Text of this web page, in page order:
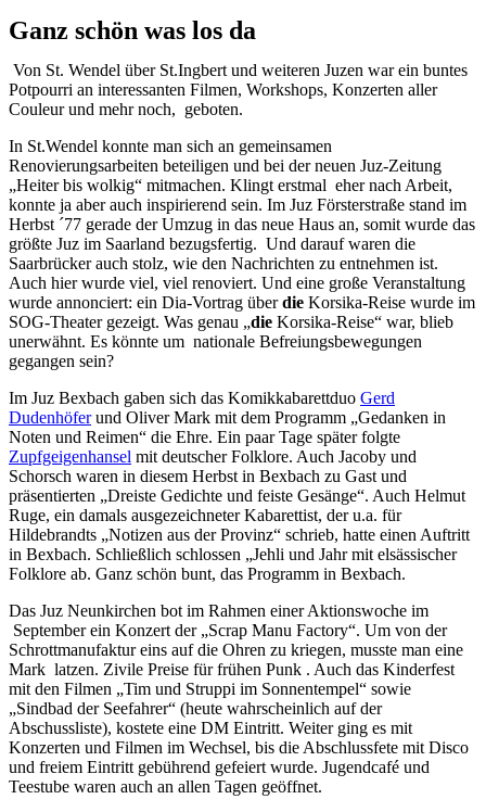
Ganz schön was los da
Von St. Wendel über St.Ingbert und weiteren Juzen war ein buntes
Potpourri an interessanten Filmen, Workshops, Konzerten aller
Couleur und mehr noch, geboten.
In St.Wendel konnte man sich an gemeinsamen
Renovierungsarbeiten beteiligen und bei der neuen Juz-Zeitung
„Heiter bis wolkig“ mitmachen. Klingt erstmal eher nach Arbeit,
konnte ja aber auch inspirierend sein. Im Juz Försterstraße stand im
Herbst ´77 gerade der Umzug in das neue Haus an, somit wurde das
größte Juz im Saarland bezugsfertig. Und darauf waren die
Saarbrücker auch stolz, wie den Nachrichten zu entnehmen ist.
Auch hier wurde viel, viel renoviert. Und eine große Veranstaltung
wurde annonciert: ein Dia-Vortrag überdie Korsika-Reise wurde im
SOG-Theater gezeigt. Was genau „die Korsika-Reise“ war, blieb
unerwähnt. Es könnte um nationale Befreiungsbewegungen
gegangen sein?
Im Juz Bexbach gaben sich das Komikkabarettduo Gerd
Dudenhöferund Oliver Mark mit dem Programm „Gedanken in
Noten und Reimen“ die Ehre. Ein paar Tage später folgte
Zupfgeigenhansel mit deutscher Folklore. Auch Jacoby und
Schorsch waren in diesem Herbst in Bexbach zu Gast und
präsentierten „Dreiste Gedichte und feiste Gesänge“. Auch Helmut
Ruge, ein damals ausgezeichneter Kabarettist, der u.a. für
Hildebrandts „Notizen aus der Provinz“ schrieb, hatte einen Auftritt
in Bexbach. Schließlich schlossen „Jehli und Jahr mit elsässischer
Folklore ab. Ganz schön bunt, das Programm in Bexbach.
Das Juz Neunkirchen bot im Rahmen einer Aktionswoche im
September ein Konzert der „Scrap Manu Factory“. Um von der
Schrottmanufaktur eins auf die Ohren zu kriegen, musste man eine
Mark latzen. Zivile Preise für frühen Punk . Auch das Kinderfest
mit den Filmen „Tim und Struppi im Sonnentempel“ sowie
„Sindbad der Seefahrer“ (heute wahrscheinlich auf der
Abschussliste), kostete eine DM Eintritt. Weiter ging es mit
Konzerten und Filmen im Wechsel, bis die Abschlussfete mit Disco
und freiem Eintritt gebührend gefeiert wurde. Jugendcafé und
Teestube waren auch an allen Tagen geöffnet.